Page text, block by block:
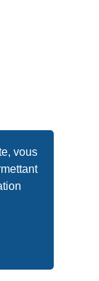
vous